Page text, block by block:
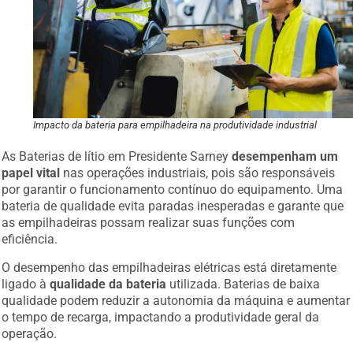
Impacto da bateria para empilhadeira na produtividade industrial
As Baterias de lítio em Presidente Sarneydesempenham um
papel vital nas operações industriais, pois são responsáveis
por garantir o funcionamento contínuo do equipamento. Uma
bateria de qualidade evita paradas inesperadas e garante que
as empilhadeiras possam realizar suas funções com
eficiência.
O desempenho das empilhadeiras elétricas está diretamente
ligado àqualidade da bateria utilizada. Baterias de baixa
qualidade podem reduzir a autonomia da máquina e aumentar
o tempo de recarga, impactando a produtividade geral da
operação.